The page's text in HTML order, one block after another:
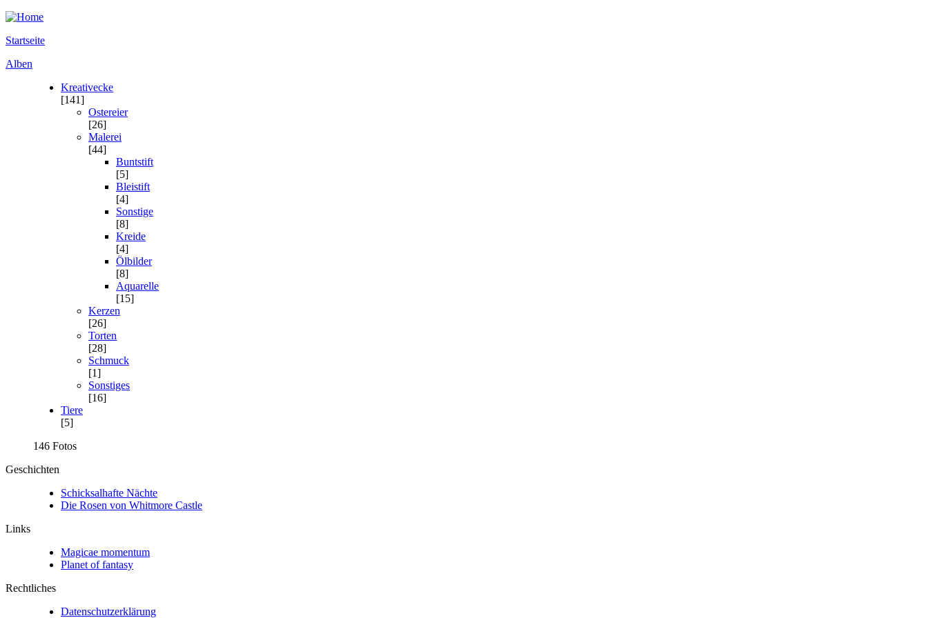
Startseite
Alben
Kreativecke
[141]
Ostereier
[26]
Malerei
[44]
Buntstift
[5]
Bleistift
[4]
Sonstige
[8]
Kreide
[4]
Ölbilder
[8]
Aquarelle
[15]
Kerzen
[26]
Torten
[28]
Schmuck
[1]
Sonstiges
[16]
Tiere
[5]
146 Fotos
Geschichten
Schicksalhafte Nächte
Die Rosen von Whitmore Castle
Links
Magicae momentum
Planet of fantasy
Rechtliches
Datenschutzerklärung